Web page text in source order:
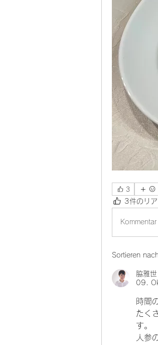
3
3件のリ
Sortieren
脇雅世
09.
時間
たく
す。
人参